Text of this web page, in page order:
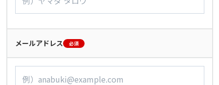
メールアドレス 必須